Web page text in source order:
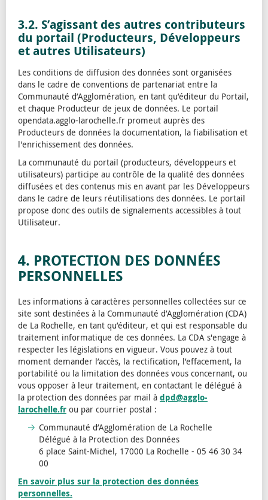
3.2. S’agissant des autres contributeurs
du portail (Producteurs, Développeurs
et autres Utilisateurs)
Les conditions de diffusion des données sont organisées
dans le cadre de conventions de partenariat entre la
Communauté d’Agglomération, en tant qu’éditeur du Portail,
et chaque Producteur de jeux de données. Le portail
opendata.agglo-larochelle.fr promeut auprès des
Producteurs de données la documentation, la fiabilisation et
l'enrichissement des données.
La communauté du portail (producteurs, développeurs et
utilisateurs) participe au contrôle de la qualité des données
diffusées et des contenus mis en avant par les Développeurs
dans le cadre de leurs réutilisations des données. Le portail
propose donc des outils de signalements accessibles à tout
Utilisateur.
4. PROTECTION DES DONNÉES
PERSONNELLES
Les informations à caractères personnelles collectées sur ce
site sont destinées à la Communauté d’Agglomération (CDA)
de La Rochelle, en tant qu’éditeur, et qui est responsable du
traitement informatique de ces données. La CDA s'engage à
respecter les législations en vigueur. Vous pouvez à tout
moment demander l’accès, la rectification, l’effacement, la
portabilité ou la limitation des données vous concernant, ou
vous opposer à leur traitement, en contactant le délégué à
la protection des données par mail à dpd@agglo-
larochelle.fr ou par courrier postal :
Communauté d’Agglomération de La Rochelle
Délégué à la Protection des Données
6 place Saint-Michel, 17000 La Rochelle - 05 46 30 34
00
En savoir plus sur la protection des données
personnelles.